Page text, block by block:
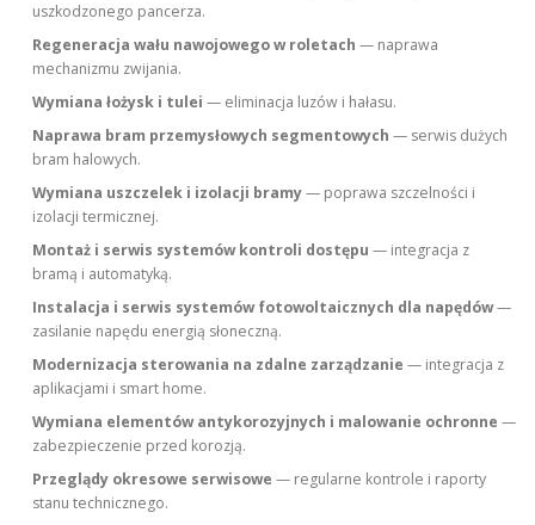
uszkodzonego pancerza.
Regeneracja wału nawojowego w roletach — naprawa
mechanizmu zwijania.
Wymiana łożysk i tulei — eliminacja luzów i hałasu.
Naprawa bram przemysłowych segmentowych — serwis dużych
bram halowych.
Wymiana uszczelek i izolacji bramy— poprawa szczelności i
izolacji termicznej.
Montaż i serwis systemów kontroli dostępu — integracja z
bramą i automatyką.
Instalacja i serwis systemów fotowoltaicznych dla napędów—
zasilanie napędu energią słoneczną.
Modernizacja sterowania na zdalne zarządzanie — integracja z
aplikacjami i smart home.
Wymiana elementów antykorozyjnych i malowanie ochronne —
zabezpieczenie przed korozją.
Przeglądy okresowe serwisowe — regularne kontrole i raporty
stanu technicznego.